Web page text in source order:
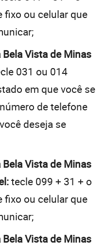
fixo ou celular que
Vista de Minas
031 ou 014
em que você se
de telefone
deseja se
Vista de Minas
tecle 099 + 31 + o
fixo ou celular que
Vista de Minas